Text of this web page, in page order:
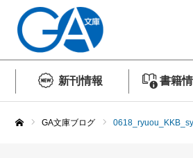
新刊情報 書籍
GA文庫ブログ